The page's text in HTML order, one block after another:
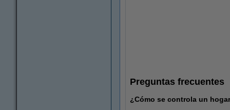
Preguntas frecuentes
¿Cómo se controla un